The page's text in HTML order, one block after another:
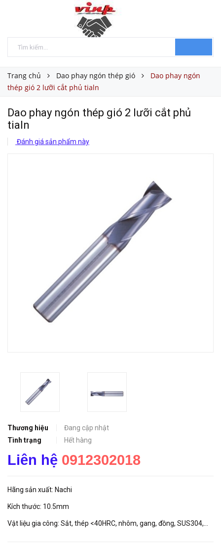
Trang chủ Dao phay ngón thép gió
Dao phay ngón
thép gió 2 lưỡi cắt phủ tialn
Dao phay ngón thép gió 2 lưỡi cắt phủ
tialn
Đánh giá sản phẩm này
Thương hiệu
Đang cập nhật
Tình trạng
Hết hàng
Liên hệ 0912302018
Hãng sản xuất: Nachi
Kích thước: 10.5mm
Vật liệu gia công: Sắt, thép <40HRC, nhôm, gang, đồng, SUS304,…